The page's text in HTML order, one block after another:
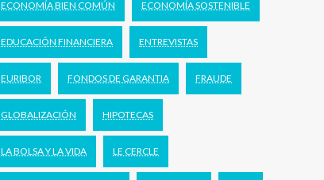
ECONOMÍA BIEN COMÚN ECONOMÍA SOSTENIBLE
EDUCACIÓN FINANCIERA ENTREVISTAS
EURIBOR FONDOS DE GARANTIA FRAUDE
GLOBALIZACIÓN HIPOTECAS
LA BOLSA Y LA VIDA LE CERCLE